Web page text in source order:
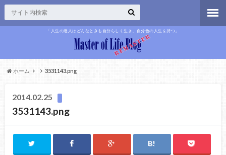
「人生の達人はどんなときも自分らしく生き、自分色の人生を持つ」
ホーム 3531143.png
2014.02.25
3531143.png